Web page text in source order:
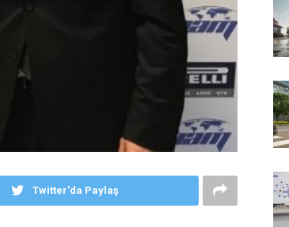
Twitter'da Paylaş